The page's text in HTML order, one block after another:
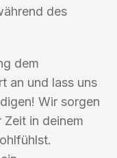
des
dem
an und lass uns
Wir sorgen
in deinem